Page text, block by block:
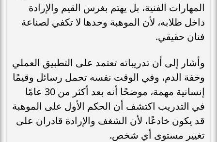
المهارات الفنية، بل يهتم بغرس القيم والإرادة
داخل طلابه، لأن الموهبة وحدها لا تكفي لصناعة
فنان حقيقي.
وأشار إلى أن تدريباته تعتمد على التطبيق العملي
وخفة الدم، وفي الوقت نفسه تحمل رسائل وقيمًا
إنسانية مهمة، موضحًا أنه بعد أكثر من 30 عامًا
في التدريب اكتشف أن الحكم الأول على الموهبة
قد يكون خادعًا، لأن الشغف والإرادة قادران على
تغيير مستوى أي شخص.